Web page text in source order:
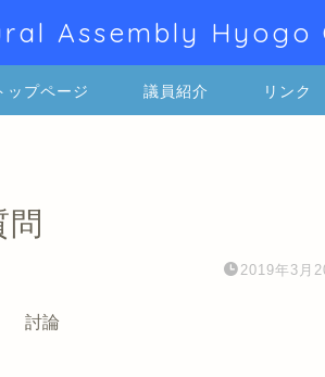
Assembly Hyogo
ップページ 議員紹介 リンク
2019年3月
討論